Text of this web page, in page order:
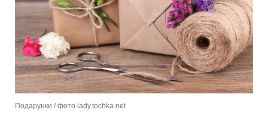
Подарунки / фото lady.tochka.net